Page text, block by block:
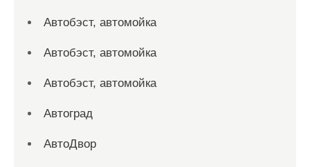
Автобэст, автомойка
Автобэст, автомойка
Автобэст, автомойка
Автоград
АвтоДвор